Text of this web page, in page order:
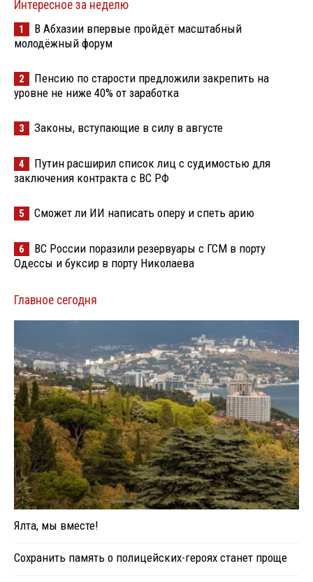
Интересное за неделю
1
В Абхазии впервые пройдёт масштабный
молодёжный форум
2
Пенсию по старости предложили закрепить на
уровне не ниже 40% от заработка
3 Законы, вступающие в силу в августе
4
Путин расширил список лиц с судимостью для
заключения контракта с ВС РФ
5 Сможет ли ИИ написать оперу и спеть арию
6
ВС России поразили резервуары с ГСМ в порту
Одессы и буксир в порту Николаева
Главное сегодня
Ялта, мы вместе!
Сохранить память о полицейских-героях станет проще